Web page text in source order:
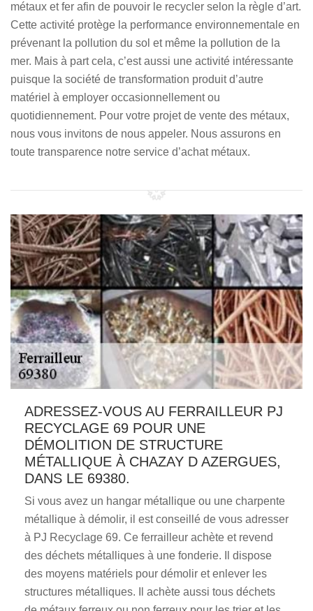
métaux et fer afin de pouvoir le recycler selon la règle d’art.
Cette activité protège la performance environnementale en
prévenant la pollution du sol et même la pollution de la
mer. Mais à part cela, c’est aussi une activité intéressante
puisque la société de transformation produit d’autre
matériel à employer occasionnellement ou
quotidiennement. Pour votre projet de vente des métaux,
nous vous invitons de nous appeler. Nous assurons en
toute transparence notre service d’achat métaux.
ADRESSEZ-VOUS AU FERRAILLEUR PJ
RECYCLAGE 69 POUR UNE
DÉMOLITION DE STRUCTURE
MÉTALLIQUE À CHAZAY D AZERGUES,
DANS LE 69380.
Si vous avez un hangar métallique ou une charpente
métallique à démolir, il est conseillé de vous adresser
à PJ Recyclage 69. Ce ferrailleur achète et revend
des déchets métalliques à une fonderie. Il dispose
des moyens matériels pour démolir et enlever les
structures métalliques. Il achète aussi tous déchets